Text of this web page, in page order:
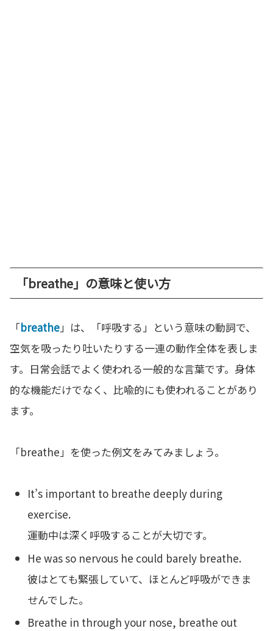
「breathe」の意味と使い方
「breathe」は、「呼吸する」という意味の動詞で、
空気を吸ったり吐いたりする一連の動作全体を表しま
す。日常会話でよく使われる一般的な言葉です。身体
的な機能だけでなく、比喩的にも使われることがあり
ます。
「breathe」を使った例文をみてみましょう。
It’s important to breathe deeply during
exercise.
運動中は深く呼吸することが大切です。
He was so nervous he could barely breathe.
彼はとても緊張していて、ほとんど呼吸ができま
せんでした。
Breathe in through your nose, breathe out